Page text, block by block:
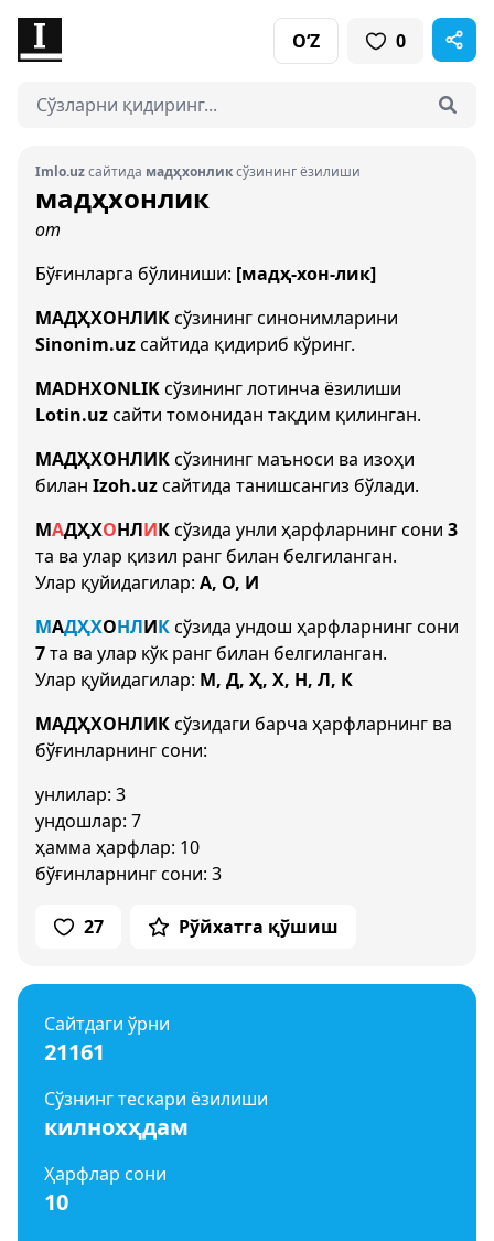
O‘Z 0
Imlo.uzсайтида мадҳхонликсўзининг ёзилиши
мадҳхонлик
от
Бўғинларга бўлиниши: [мадҳ-хон-лик]
МАДҲХОНЛИКсўзининг синонимларини
Sinonim.uzсайтида қидириб кўринг.
MADHXONLIKсўзининг лотинча ёзилиши
Lotin.uzсайти томонидан тақдим қилинган.
МАДҲХОНЛИКсўзининг маъноси ва изоҳи
билан Izoh.uzсайтида танишсангиз бўлади.
МАДҲХОНЛИКсўзида унли ҳарфларнинг сони 3
та ва улар қизил ранг билан белгиланган.
Улар қуйидагилар: А, О, И
МАДҲХОНЛИКсўзида ундош ҳарфларнинг сони
7та ва улар кўк ранг билан белгиланган.
Улар қуйидагилар: М, Д, Ҳ, Х, Н, Л, К
МАДҲХОНЛИКсўзидаги барча ҳарфларнинг ва
бўғинларнинг сони:
унлилар: 3
ундошлар: 7
ҳамма ҳарфлар: 10
бўғинларнинг сони: 3
27 Рўйхатга қўшиш
Сайтдаги ўрни
21161
Сўзнинг тескари ёзилиши
килнохҳдам
Ҳарфлар сони
10